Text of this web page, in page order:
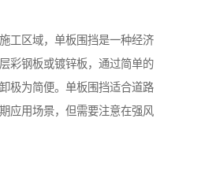
工区域，单板围挡是一种经济
彩钢板或镀锌板，通过简单的
极为简便。单板围挡适合道路
应用场景，但需要注意在强风